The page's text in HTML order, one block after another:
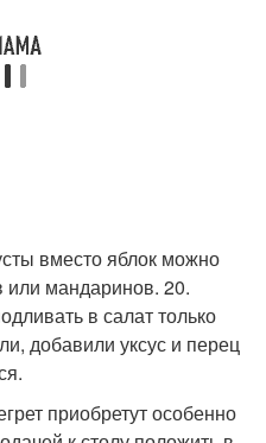
вместо яблок можно
или мандаринов. 20.
в салат только
добавили уксус и перец
приобретут особенно